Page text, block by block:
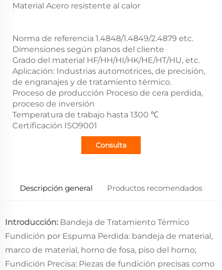
Material Acero resistente al calor
Norma de referencia 1.4848/1.4849/2.4879 etc.
Dimensiones según planos del cliente
Grado del material HF/HH/HI/HK/HE/HT/HU, etc.
Aplicación: Industrias automotrices, de precisión,
de engranajes y de tratamiento térmico.
Proceso de producción Proceso de cera perdida,
proceso de inversión
Temperatura de trabajo hasta 1300 ℃
Certificación ISO9001
Consulta
Descripción general Productos recomendados
Introducción: Bandeja de Tratamiento Térmico
Fundición por Espuma Perdida: bandeja de material,
marco de material, horno de fosa, piso del horno;
Fundición Precisa: Piezas de fundición precisas como